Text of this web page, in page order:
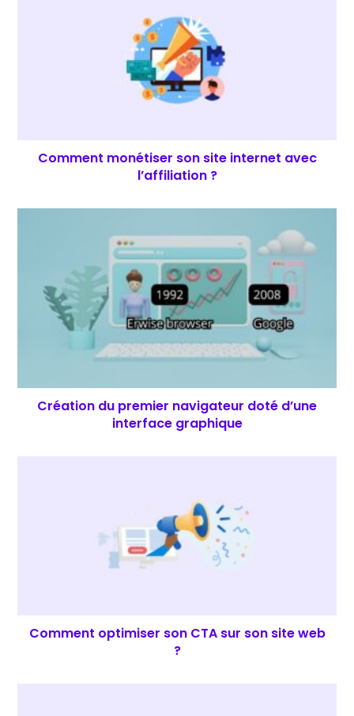
Comment monétiser son site internet avec
l’affiliation ?
Création du premier navigateur doté d’une
interface graphique
Comment optimiser son CTA sur son site web
?